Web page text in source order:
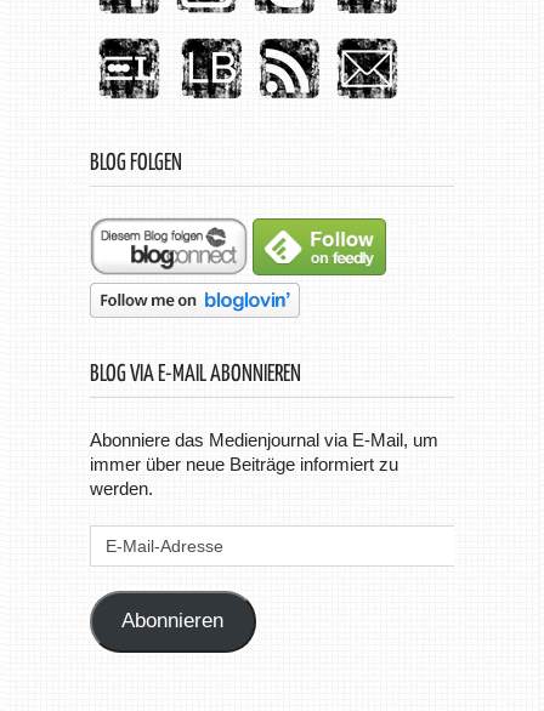
BLOG FOLGEN
BLOG VIA E-MAIL ABONNIEREN
Abonniere das Medienjournal via E-Mail, um
immer über neue Beiträge informiert zu
werden.
Abonnieren